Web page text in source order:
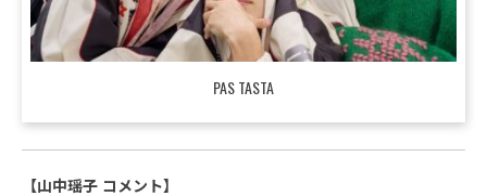
PAS TASTA
【山中瑶子 コメント】